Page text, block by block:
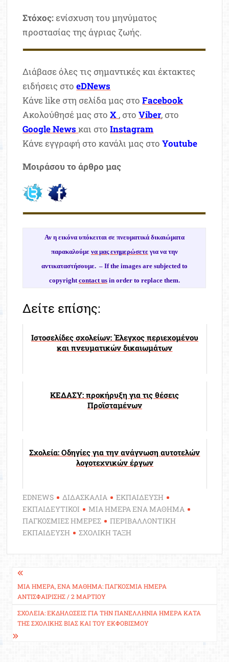
Στόχος: ενίσχυση του μηνύματος
προστασίας της άγριας ζωής.
Διάβασε όλες τις σημαντικές και έκτακτες
ειδήσεις στοeDNews
Κάνε like στη σελίδα μας στοFacebook
Ακολούθησέ μας στοX , στοViber, στο
Google News και στοInstagram
Κάνε εγγραφή στο κανάλι μας στοYoutube
Μοιράσου το άρθρο μας
Αν η εικόνα υπόκειται σε πνευματικά δικαιώματα
παρακαλούμε να μας ενημερώσετεγια να την
αντικαταστήσουμε. – If the images are subjected to
copyrightcontact usin order to replace them.
Δείτε επίσης:
Ιστοσελίδες σχολείων: Έλεγχος περιεχομένου
και πνευματικών δικαιωμάτων
ΚΕΔΑΣΥ: προκήρυξη για τις θέσεις
Προϊσταμένων
Σχολεία: Οδηγίες για την ανάγνωση αυτοτελών
λογοτεχνικών έργων
EDNEWS ΔΙΔΑΣΚΑΛΙΑ
ΕΚΠΑΙΔΕΥΣΗ
ΕΚΠΑΙΔΕΥΤΙΚΟΙ
ΜΙΑ ΗΜΕΡΑ ΕΝΑ ΜΑΘΗΜΑ
ΠΑΓΚΟΣΜΙΕΣ ΗΜΕΡΕΣ
ΠΕΡΙΒΑΛΛΟΝΤΙΚΗ
ΕΚΠΑΙΔΕΥΣΗ
ΣΧΟΛΙΚΗ ΤΑΞΗ
Πλοήγηση
άρθρων
ΜΊΑ ΗΜΈΡΑ, ΈΝΑ ΜΆΘΗΜΑ: ΠΑΓΚΌΣΜΙΑ ΗΜΈΡΑ
ΑΝΤΙΣΦΑΊΡΙΣΗΣ / 2 ΜΑΡΤΊΟΥ
ΣΧΟΛΕΊΑ: ΕΚΔΗΛΏΣΕΙΣ ΓΙΑ ΤΗΝ ΠΑΝΕΛΛΉΝΙΑ ΗΜΈΡΑ ΚΑΤΆ
ΤΗΣ ΣΧΟΛΙΚΉΣ ΒΊΑΣ ΚΑΙ ΤΟΥ ΕΚΦΟΒΙΣΜΟΎ